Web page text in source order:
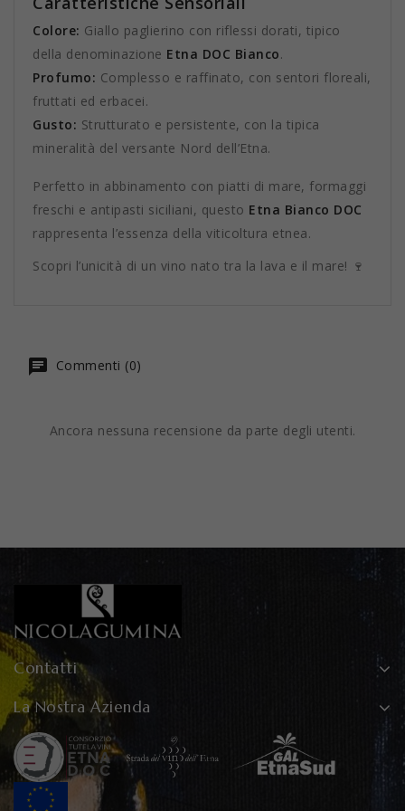
Colore: Giallo paglierino con riflessi dorati, tipico
della denominazione Etna DOC Bianco.
Profumo: Complesso e raffinato, con sentori floreali,
fruttati ed erbacei.
Gusto: Strutturato e persistente, con la tipica
mineralità del versante Nord dell’Etna.
Perfetto in abbinamento con piatti di mare, formaggi
freschi e antipasti siciliani, questo Etna Bianco DOC
rappresenta l’essenza della viticoltura etnea.
Scopri l’unicità di un vino nato tra la lava e il mare! 🍷
Commenti (0)
Ancora nessuna recensione da parte degli utenti.
Contatti
La Nostra Azienda